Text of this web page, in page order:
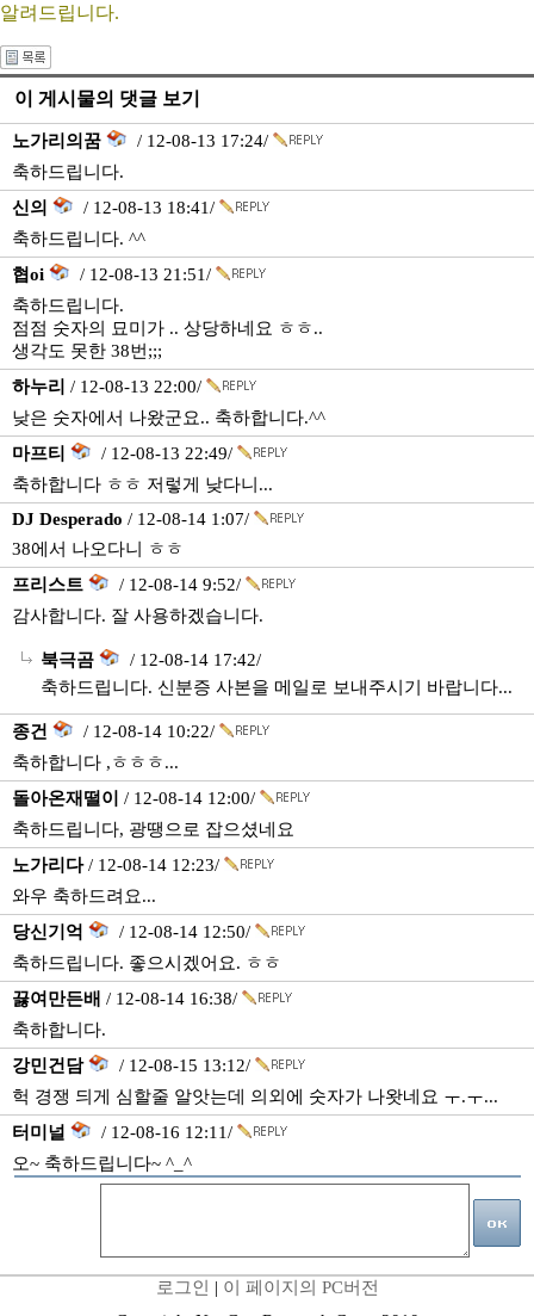
알려드립니다.
이 게시물의 댓글 보기
노가리의꿈
/ 12-08-13 17:24/
축하드립니다.
신의
/ 12-08-13 18:41/
축하드립니다. ^^
협oi
/ 12-08-13 21:51/
축하드립니다.
점점 숫자의 묘미가 .. 상당하네요 ㅎㅎ..
생각도 못한 38번;;;
하누리 / 12-08-13 22:00/
낮은 숫자에서 나왔군요.. 축하합니다.^^
마프티
/ 12-08-13 22:49/
축하합니다 ㅎㅎ 저렇게 낮다니...
DJ Desperado / 12-08-14 1:07/
38에서 나오다니 ㅎㅎ
프리스트
/ 12-08-14 9:52/
감사합니다. 잘 사용하겠습니다.
북극곰
/ 12-08-14 17:42/
축하드립니다. 신분증 사본을 메일로 보내주시기 바랍니다...
종건
/ 12-08-14 10:22/
축하합니다 ,ㅎㅎㅎ...
돌아온재떨이
/ 12-08-14 12:00/
축하드립니다, 광땡으로 잡으셨네요
노가리다/ 12-08-14 12:23/
와우 축하드려요...
당신기억
/ 12-08-14 12:50/
축하드립니다. 좋으시겠어요. ㅎㅎ
끓여만든배 / 12-08-14 16:38/
축하합니다.
강민건담
/ 12-08-15 13:12/
헉 경쟁 듸게 심할줄 알앗는데 의외에 숫자가 나왓네요 ㅜ.ㅜ...
터미널
/ 12-08-16 12:11/
오~ 축하드립니다~ ^_^
로그인 | 이 페이지의 PC버전